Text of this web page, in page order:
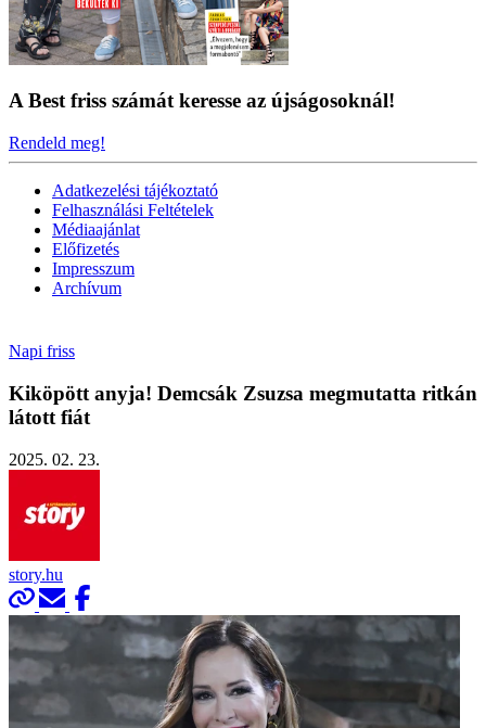
A Best friss számát keresse az újságosoknál!
Rendeld meg!
Adatkezelési tájékoztató
Felhasználási Feltételek
Médiaajánlat
Előfizetés
Impresszum
Archívum
Napi friss
Kiköpött anyja! Demcsák Zsuzsa megmutatta ritkán
látott fiát
2025. 02. 23.
story.hu